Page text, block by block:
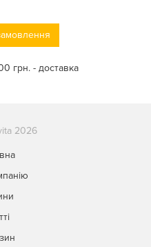
грн. - доставка
2026